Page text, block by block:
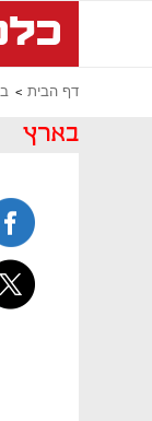
דף הבית
בארץ